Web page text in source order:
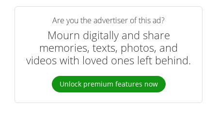
Are you the advertiser of this ad?
Mourn digitally and share
memories, texts, photos, and
videos with loved ones left behind.
Unlock premium features now